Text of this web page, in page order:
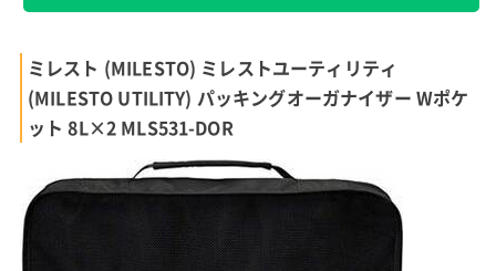
ミレスト (MILESTO) ミレストユーティリティ
(MILESTO UTILITY) パッキングオーガナイザー Wポケ
ット 8L×2 MLS531-DOR